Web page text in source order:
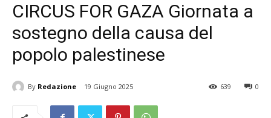
CIRCUS FOR GAZA Giornata a
sostegno della causa del
popolo palestinese
By Redazione 19 Giugno 2025 0
639